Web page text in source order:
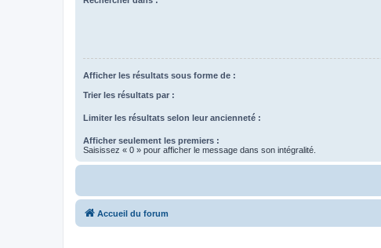
Afficher les résultats sous forme de :
Trier les résultats par :
Limiter les résultats selon leur ancienneté :
Afficher seulement les premiers :
Saisissez « 0 » pour afficher le message dans son intégralité.
Accueil du forum